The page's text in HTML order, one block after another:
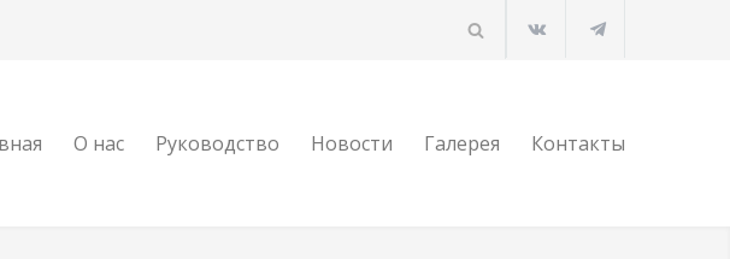
О нас Руководство Новости Галерея Контакты